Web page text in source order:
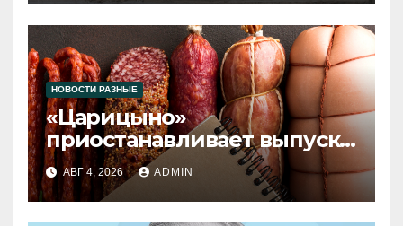
НОВОСТИ РАЗНЫЕ
«Царицыно»
приостанавливает выпуск
продукции
АВГ 4, 2026 ADMIN